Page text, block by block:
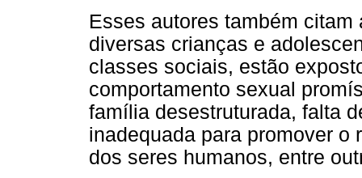
Esses autores também
diversas crianças e
classes sociais, estão
comportamento sexual
família desestruturada, falta
inadequada para promover o
dos seres humanos, entre